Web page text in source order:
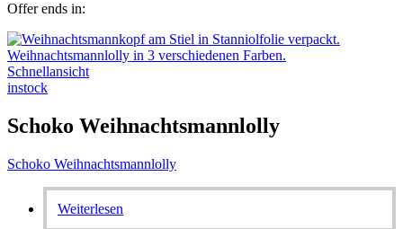
Offer ends in:
Schnellansicht
instock
Schoko Weihnachtsmannlolly
Schoko Weihnachtsmannlolly
Weiterlesen